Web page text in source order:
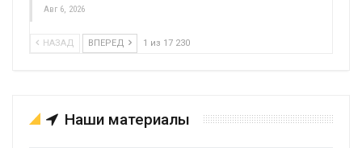
Авг 6, 2026
НАЗАД ВПЕРЕД 1 из 17 230
Наши материалы